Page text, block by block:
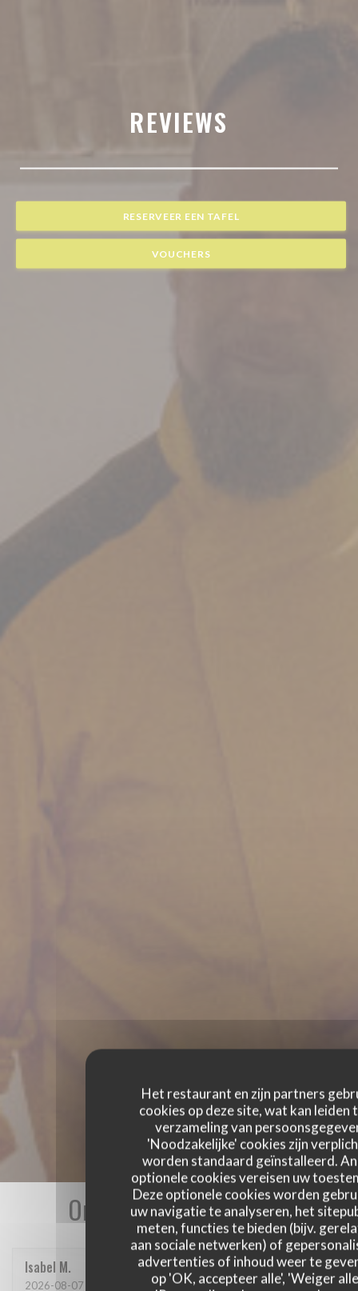
Het restaurant en zijn partners
cookies op deze site, wat kan leiden
verzameling van
'Noodzakelijke' cookies zijn
worden standaard geïnstalleerd.
optionele cookies vereisen uw
Deze optionele cookies worden
uw navigatie te analyseren, het
meten, functies te bieden (bijv.
aan sociale netwerken) of
advertenties of inhoud weer te
op 'OK, accepteer alle', 'Weiger
REVIEWS
RESERVEER EEN TAFEL
VOUCHERS
Onze gastbeoordelingen
Isabel M
2026-08-07 - 12:00 - Gasten 9